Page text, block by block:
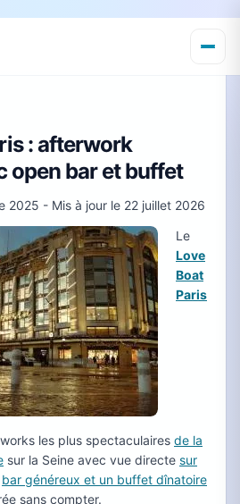
: afterwork
open bar et buffet
2025 - Mis à jour le 22 juillet 2026
Le
Love
Boat
Paris
les plus spectaculaires de la
sur la Seine avec vue directe sur
bar généreux et un buffet dînatoire
sans compter.